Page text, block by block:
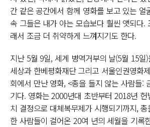
간 같은 공간에서 함께 영화를 보고 있는 얼
속 그들은 내가 아는 모습보다 훨씬 앳되다.
래서 조금 더 취약하게 느껴지기도 한다.
지난 5월 9일, 세계 병역거부의 날(5월 15일
세상과 한베평화재단 그리고 서울인권영화
회에서 만난 영화, <총을 들지 않는 사람들:
기다. 영화는 2000년대 초반부터 2018년 헌
치 결정으로 대체복무제가 시행되기까지,
한 사람들이 걸어온 20여 년의 세월을 기록